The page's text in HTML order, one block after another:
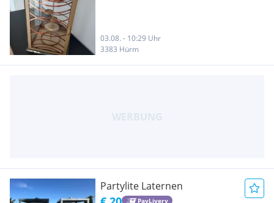
03.08. - 10:29 Uhr
3383 Hürm
Partylite Laternen
PayLivery